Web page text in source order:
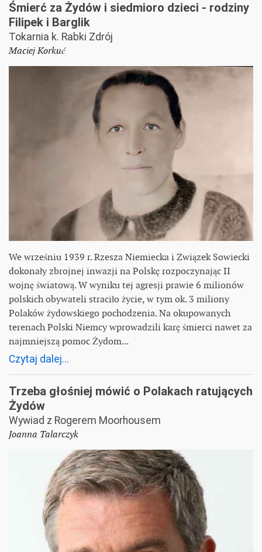
Śmierć za Żydów i siedmioro dzieci - rodziny
Filipek i Barglik
Tokarnia k. Rabki Zdrój
Maciej Korkuć
We wrześniu 1939 r. Rzesza Niemiecka i Związek Sowiecki
dokonały zbrojnej inwazji na Polskę rozpoczynając II
wojnę światową. W wyniku tej agresji prawie 6 milionów
polskich obywateli straciło życie, w tym ok. 3 miliony
Polaków żydowskiego pochodzenia. Na okupowanych
terenach Polski Niemcy wprowadzili karę śmierci nawet za
najmniejszą pomoc Żydom...
Czytaj dalej...
Trzeba głośniej mówić o Polakach ratujących
Żydów
Wywiad z Rogerem Moorhousem
Joanna Talarczyk